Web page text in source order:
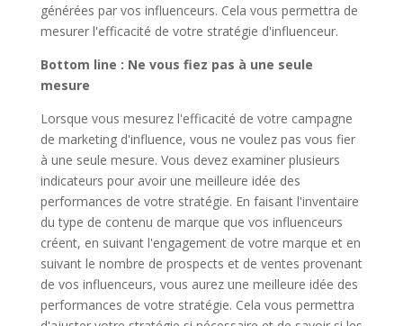
générées par vos influenceurs. Cela vous permettra de
mesurer l'efficacité de votre stratégie d'influenceur.
Bottom line : Ne vous fiez pas à une seule
mesure
Lorsque vous mesurez l'efficacité de votre campagne
de marketing d'influence, vous ne voulez pas vous fier
à une seule mesure. Vous devez examiner plusieurs
indicateurs pour avoir une meilleure idée des
performances de votre stratégie. En faisant l'inventaire
du type de contenu de marque que vos influenceurs
créent, en suivant l'engagement de votre marque et en
suivant le nombre de prospects et de ventes provenant
de vos influenceurs, vous aurez une meilleure idée des
performances de votre stratégie. Cela vous permettra